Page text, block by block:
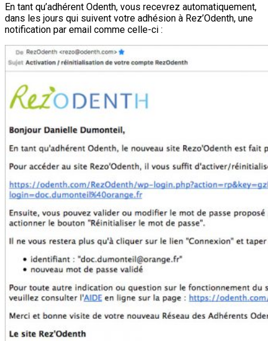
En tant qu’adhérent Odenth, vous recevrez automatiquement,
dans les jours qui suivent votre adhésion à Rez’Odenth, une
notification par email comme celle-ci :